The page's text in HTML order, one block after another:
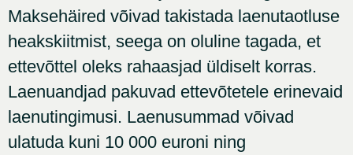
Maksehäired võivad takistada laenutaotluse
heakskiitmist, seega on oluline tagada, et
ettevõttel oleks rahaasjad üldiselt korras.
Laenuandjad pakuvad ettevõtetele erinevaid
laenutingimusi. Laenusummad võivad
ulatuda kuni 10 000 euroni ning